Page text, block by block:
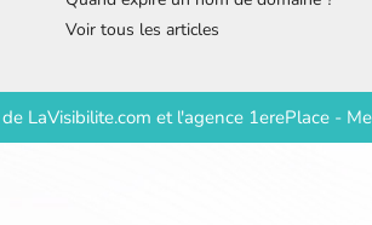
Voir tous les articles
LaVisibilite.com etl'agence 1erePlace -